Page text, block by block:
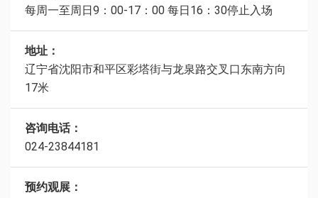
每周一至周日9：00-17：00 每日16：30停止入场
地址：
辽宁省沈阳市和平区彩塔街与龙泉路交叉口东南方向
17米
咨询电话：
024-23844181
预约观展：